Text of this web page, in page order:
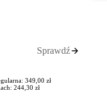
Sprawdź
349,00 zł
244,30 zł